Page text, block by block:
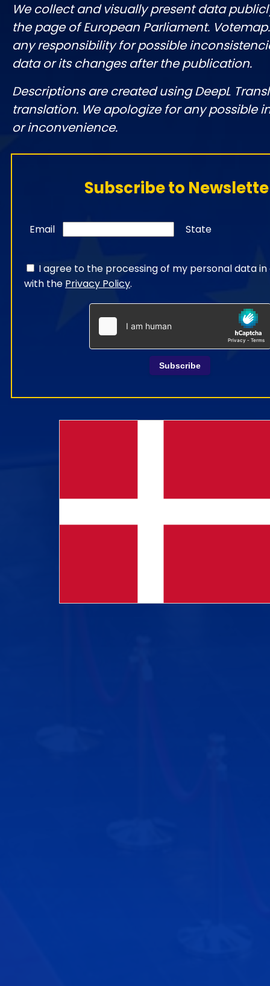
We collect and visually present data
the page of European Parliament.
any responsibility for possible
data or its changes after the publication.
Descriptions are created using DeepL
translation. We apologize for any possible
or inconvenience.
Subscribe to
Email State
I agree to the processing of my personal data
with the Privacy Policy.
Subscribe